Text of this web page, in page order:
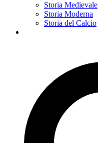
Storia Medievale
Storia Moderna
Storia del Calcio